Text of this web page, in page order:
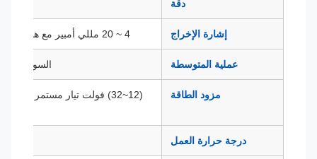
إشارة الإخراج
عملية المتوسطة السوائل أو
مزود الطاقة
درجة حرارة العمل